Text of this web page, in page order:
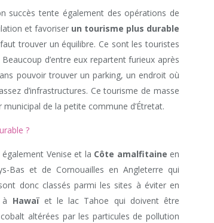
succès tente également des opérations de
et favoriser un tourisme plus durable
trouver un équilibre. Ce sont les touristes
d’entre eux repartent furieux après
pouvoir trouver un parking, un endroit où
d’infrastructures. Ce tourisme de masse
de la petite commune d’Étretat.
?
Venise et la Côte amalfitaine en
Bas et de Cornouailles en Angleterre qui
donc classés parmi les sites à éviter en
Hawaïet le lac Tahoe qui doivent être
altérées par les particules de pollution